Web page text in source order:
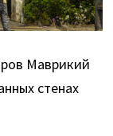
Маврикий
стенах